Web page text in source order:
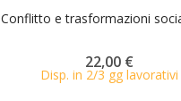
Conflitto e trasformazioni
22,00 €
Disp. in 2/3 gg lavorativi